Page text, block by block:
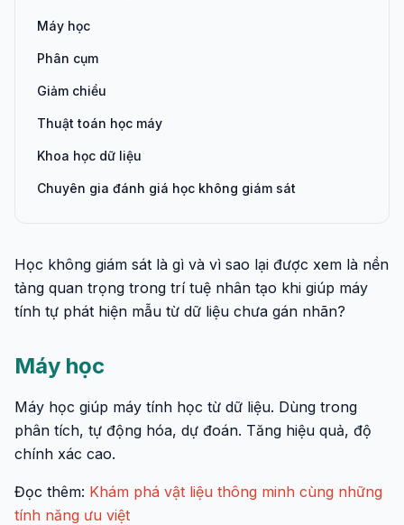
Máy học
Phân cụm
Giảm chiều
Thuật toán học máy
Khoa học dữ liệu
Chuyên gia đánh giá học không giám sát
Học không giám sát là gì và vì sao lại được xem là nền
tảng quan trọng trong trí tuệ nhân tạo khi giúp máy
tính tự phát hiện mẫu từ dữ liệu chưa gán nhãn?
Máy học
Máy học giúp máy tính học từ dữ liệu. Dùng trong
phân tích, tự động hóa, dự đoán. Tăng hiệu quả, độ
chính xác cao.
Đọc thêm: Khám phá vật liệu thông minh cùng những
tính năng ưu việt